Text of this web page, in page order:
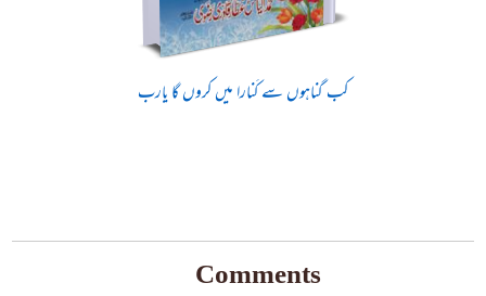
کب گناہوں سے کَنارا میں کروں گا یارب
Comments